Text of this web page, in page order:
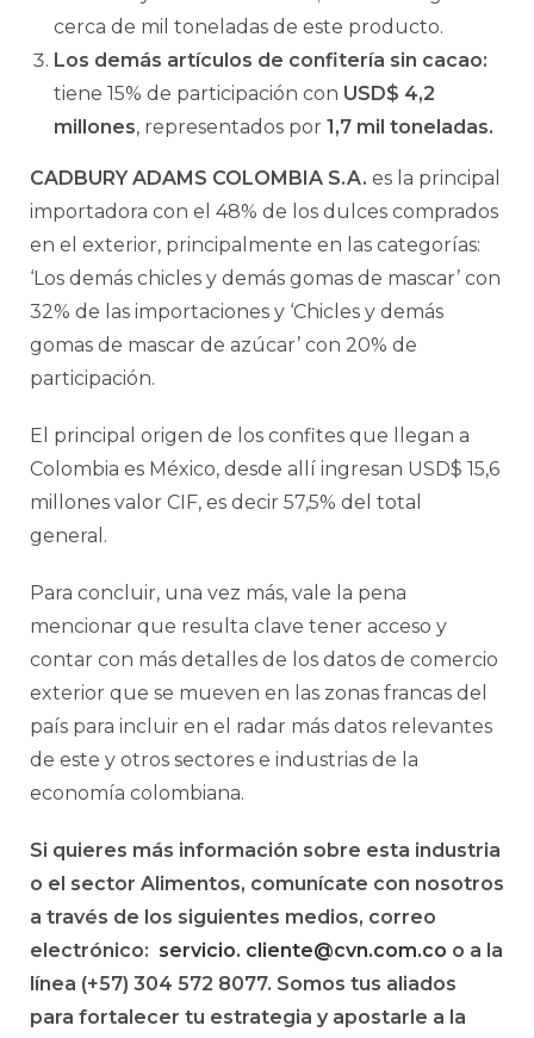
cerca de mil toneladas de este producto.
Los demás artículos de confitería sin cacao:
tiene 15% de participación con USD$ 4,2
millones, representados por 1,7 mil toneladas.
CADBURY ADAMS COLOMBIA S.A. es la principal
importadora con el 48% de los dulces comprados
en el exterior, principalmente en las categorías:
‘Los demás chicles y demás gomas de mascar’ con
32% de las importaciones y ‘Chicles y demás
gomas de mascar de azúcar’ con 20% de
participación.
El principal origen de los confites que llegan a
Colombia es México, desde allí ingresan USD$ 15,6
millones valor CIF, es decir 57,5% del total
general.
Para concluir, una vez más, vale la pena
mencionar que resulta clave tener acceso y
contar con más detalles de los datos de comercio
exterior que se mueven en las zonas francas del
país para incluir en el radar más datos relevantes
de este y otros sectores e industrias de la
economía colombiana.
Si quieres más información sobre esta industria
o el sector Alimentos, comunícate con nosotros
a través de los siguientes medios, correo
electrónico: servicio. cliente@cvn.com.co o a la
línea (+57) 304 572 8077. Somos tus aliados
para fortalecer tu estrategia y apostarle a la